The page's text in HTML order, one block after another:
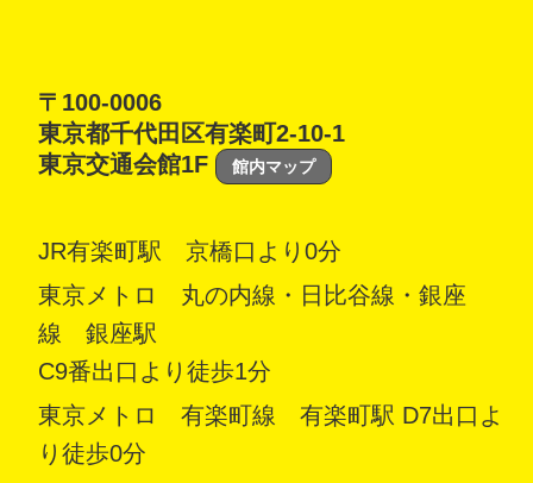
〒100-0006
東京都千代田区有楽町2-10-1
東京交通会館1F
館内マップ
JR有楽町駅 京橋口より0分
東京メトロ 丸の内線・日比谷線・銀座
線 銀座駅
C9番出口より徒歩1分
東京メトロ 有楽町線 有楽町駅 D7出口よ
り徒歩0分